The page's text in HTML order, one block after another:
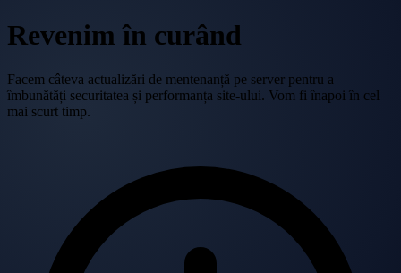
Revenim în curând
Facem câteva actualizări de mentenanță pe server pentru a
îmbunătăți securitatea și performanța site-ului. Vom fi înapoi în cel
mai scurt timp.